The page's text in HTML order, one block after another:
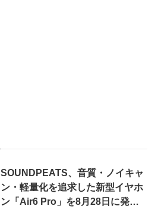
SOUNDPEATS、音質・ノイキャ
ン・軽量化を追求した新型イヤホ
ン「Air6 Pro」を8月28日に発売